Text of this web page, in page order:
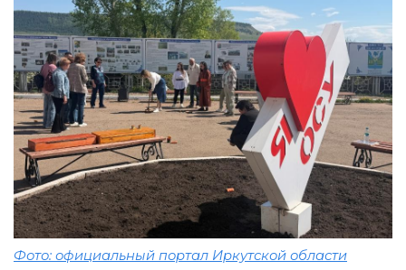
Фото: официальный портал Иркутской области